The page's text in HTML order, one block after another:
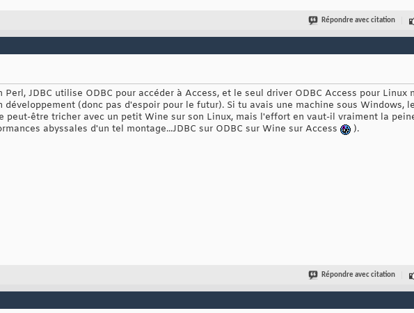
Répondre avec citation
JDBC utilise ODBC pour accéder à Access, et le seul driver ODBC Access pour Linux
(donc pas d'espoir pour le futur). Si tu avais une machine sous Windows,
peut-être tricher avec un petit Wine sur son Linux, mais l'effort en vaut-il vraiment la
abyssales d'un tel montage...JDBC sur ODBC sur Wine sur Access
).
Répondre avec citation